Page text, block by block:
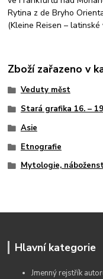
Rytina z de Bryho
(Kleine Reisen –
Zboží zařazeno v
Veduty měst
Stará grafika 16. –
Asie
Etnografie
Mytologie,
Hlavní kategorie
Jmenný rejstřík